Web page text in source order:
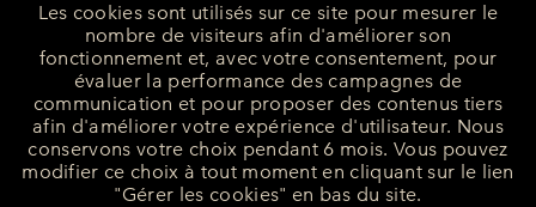
La Bastide de Saint-Tropez
25 Route des Carles
83990 - Saint-Tropez
+33 (0)4 94 55 82 55
reception@bastidesaint-tropez.com
Les cookies sont utilisés sur ce site pour mesurer le
nombre de visiteurs afin d'améliorer son
fonctionnement et, avec votre consentement, pour
évaluer la performance des campagnes de
communication et pour proposer des contenus tiers
afin d'améliorer votre expérience d'utilisateur. Nous
conservons votre choix pendant 6 mois. Vous pouvez
modifier ce choix à tout moment en cliquant sur le lien
"Gérer les cookies" en bas du site.